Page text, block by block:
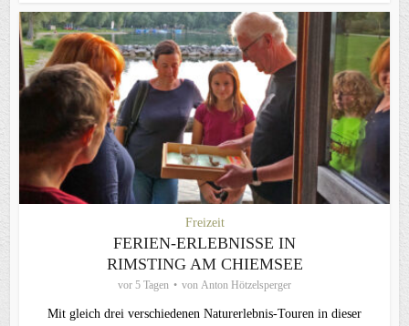
Freizeit
FERIEN-ERLEBNISSE IN
RIMSTING AM CHIEMSEE
vor 5 Tagen von Anton Hötzelsperger
Mit gleich drei verschiedenen Naturerlebnis-Touren in dieser